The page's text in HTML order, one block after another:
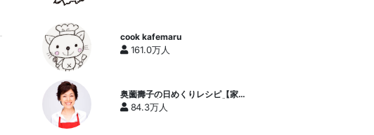
cook kafemaru
161.0万人
奥薗壽子の日めくりレシピ【家庭
料理研究家公式チャンネル】
84.3万人